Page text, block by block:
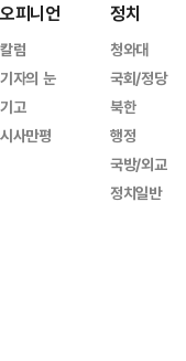
오피니언
칼럼
기자의 눈
기고
시사만평
정치
청와대
국회/정당
북한
행정
국방/외교
정치일반